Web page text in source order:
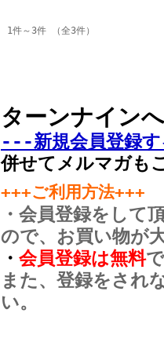
1件～3件 （全3件）
ターンナイン
---新規会員登録
併せてメルマガも
+++ご利用方法+++
・会員登録をして
ので、お買い物が
・ 会員登録は無料
また、登録をされ
い。